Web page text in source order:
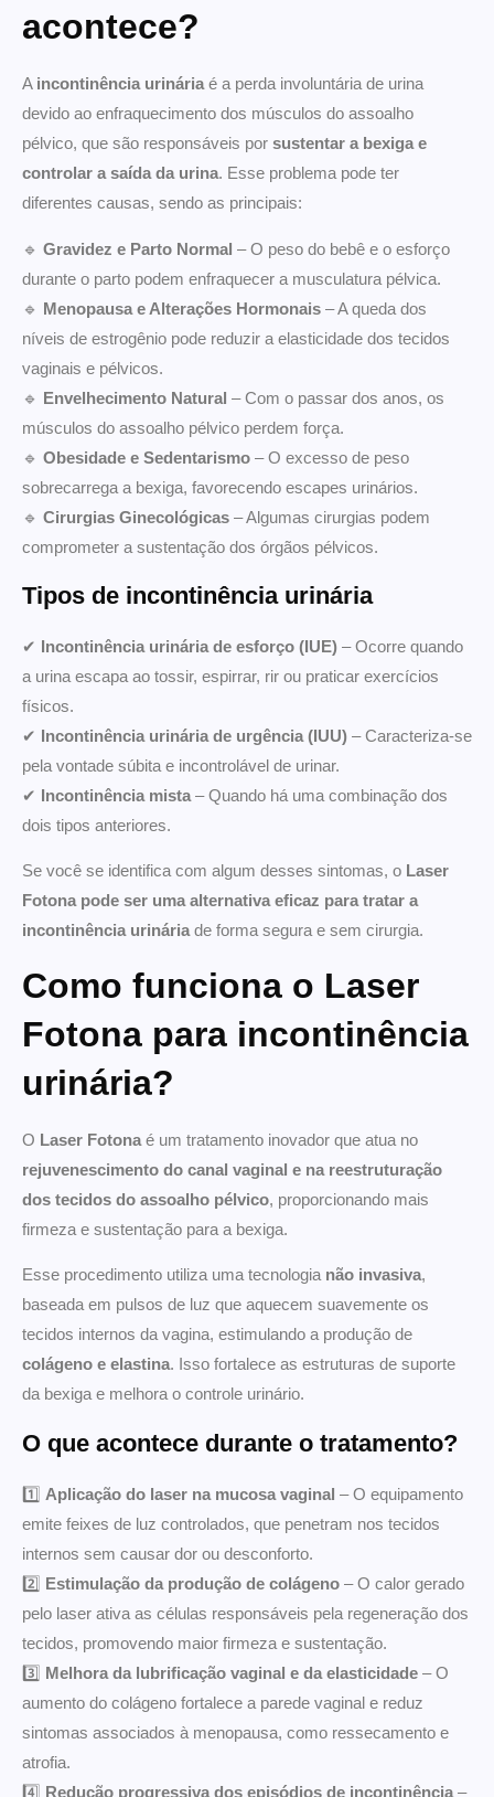
acontece?
A incontinência urinária é a perda involuntária de urina
devido ao enfraquecimento dos músculos do assoalho
pélvico, que são responsáveis por sustentar a bexiga e
controlar a saída da urina. Esse problema pode ter
diferentes causas, sendo as principais:
🔹 Gravidez e Parto Normal – O peso do bebê e o esforço
durante o parto podem enfraquecer a musculatura pélvica.
🔹 Menopausa e Alterações Hormonais – A queda dos
níveis de estrogênio pode reduzir a elasticidade dos tecidos
vaginais e pélvicos.
🔹 Envelhecimento Natural – Com o passar dos anos, os
músculos do assoalho pélvico perdem força.
🔹 Obesidade e Sedentarismo – O excesso de peso
sobrecarrega a bexiga, favorecendo escapes urinários.
🔹 Cirurgias Ginecológicas – Algumas cirurgias podem
comprometer a sustentação dos órgãos pélvicos.
Tipos de incontinência urinária
✔ Incontinência urinária de esforço (IUE) – Ocorre quando
a urina escapa ao tossir, espirrar, rir ou praticar exercícios
físicos.
✔ Incontinência urinária de urgência (IUU) – Caracteriza-se
pela vontade súbita e incontrolável de urinar.
✔ Incontinência mista – Quando há uma combinação dos
dois tipos anteriores.
Se você se identifica com algum desses sintomas, o Laser
Fotona pode ser uma alternativa eficaz para tratar a
incontinência urinária de forma segura e sem cirurgia.
Como funciona o Laser
Fotona para incontinência
urinária?
O Laser Fotona é um tratamento inovador que atua no
rejuvenescimento do canal vaginal e na reestruturação
dos tecidos do assoalho pélvico, proporcionando mais
firmeza e sustentação para a bexiga.
Esse procedimento utiliza uma tecnologia não invasiva,
baseada em pulsos de luz que aquecem suavemente os
tecidos internos da vagina, estimulando a produção de
colágeno e elastina. Isso fortalece as estruturas de suporte
da bexiga e melhora o controle urinário.
O que acontece durante o tratamento?
1️⃣ Aplicação do laser na mucosa vaginal – O equipamento
emite feixes de luz controlados, que penetram nos tecidos
internos sem causar dor ou desconforto.
2️⃣ Estimulação da produção de colágeno – O calor gerado
pelo laser ativa as células responsáveis pela regeneração dos
tecidos, promovendo maior firmeza e sustentação.
3️⃣ Melhora da lubrificação vaginal e da elasticidade – O
aumento do colágeno fortalece a parede vaginal e reduz
sintomas associados à menopausa, como ressecamento e
atrofia.
4️⃣ Redução progressiva dos episódios de incontinência –